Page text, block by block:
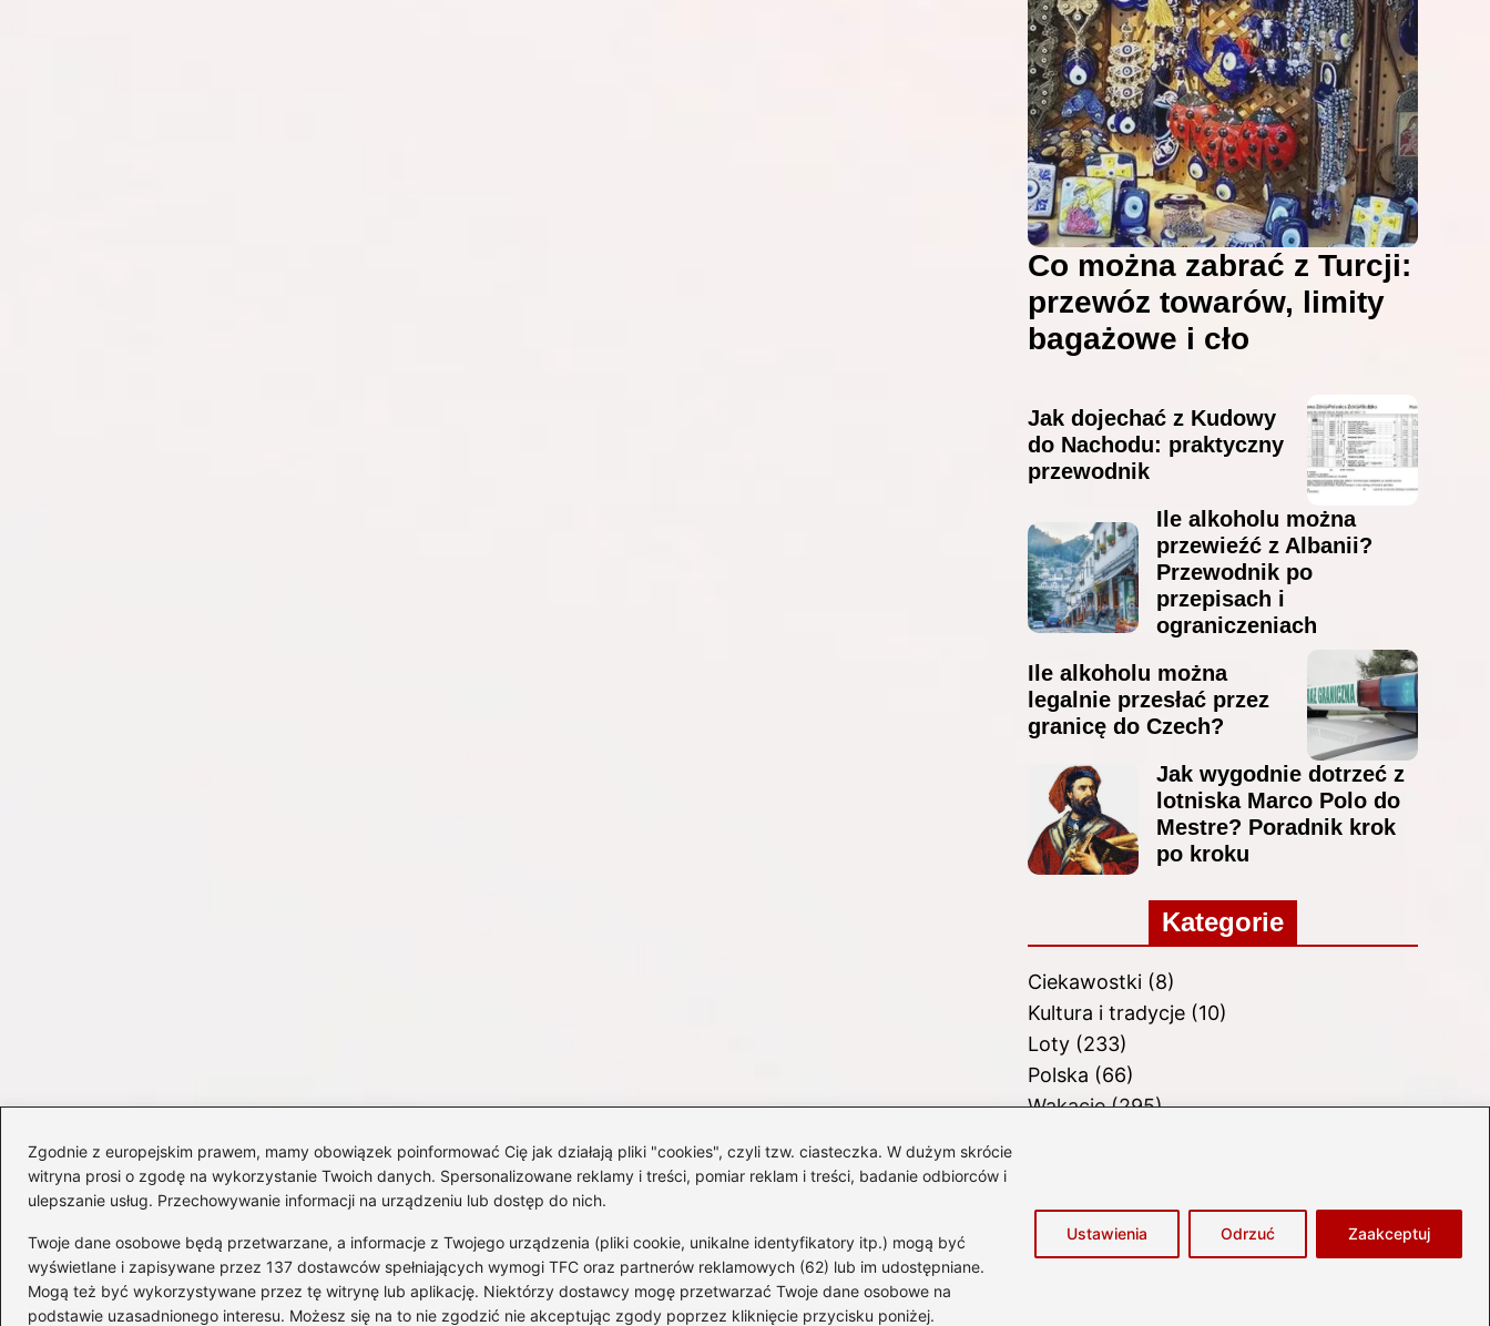
Zgodnie z europejskim prawem, mamy obowiązek poinformować Cię jak działają pliki "cookies", czyli tzw. ciasteczka. W dużym skrócie
witryna prosi o zgodę na wykorzystanie Twoich danych. Spersonalizowane reklamy i treści, pomiar reklam i treści, badanie odbiorców i
ulepszanie usług. Przechowywanie informacji na urządzeniu lub dostęp do nich.
Twoje dane osobowe będą przetwarzane, a informacje z Twojego urządzenia (pliki cookie, unikalne identyfikatory itp.) mogą być
wyświetlane i zapisywane przez 137 dostawców spełniających wymogi TFC oraz partnerów reklamowych (62) lub im udostępniane.
Mogą też być wykorzystywane przez tę witrynę lub aplikację. Niektórzy dostawcy mogę przetwarzać Twoje dane osobowe na
podstawie uzasadnionego interesu. Możesz się na to nie zgodzić nie akceptując zgody poprzez kliknięcie przycisku poniżej.
Ustawienia Odrzuć Zaakceptuj
Co można zabrać z Turcji:
przewóz towarów, limity
bagażowe i cło
Jak dojechać z Kudowy
do Nachodu: praktyczny
przewodnik
Ile alkoholu można
przewieźć z Albanii?
Przewodnik po
przepisach i
ograniczeniach
Ile alkoholu można
legalnie przesłać przez
granicę do Czech?
Jak wygodnie dotrzeć z
lotniska Marco Polo do
Mestre? Poradnik krok
po kroku
Kategorie
Ciekawostki(8)
Kultura i tradycje(10)
Loty(233)
Polska (66)
Wakacje(295)
Copyright © 2026 delta-travel.pl Strona główna